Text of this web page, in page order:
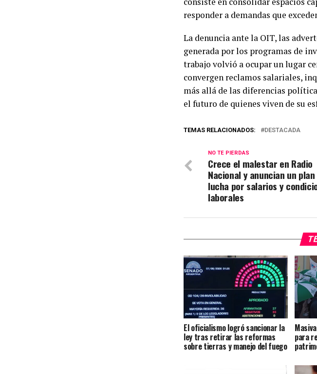
responder a demandas que
La denuncia ante la OIT, las
generada por los programas de
trabajo volvió a ocupar un lugar
convergen reclamos salariales,
más allá de las diferencias
el futuro de quienes viven de su
TEMAS RELACIONADOS: DESTACADA
NO TE PIERDAS
Crece el malestar en Radio
Nacional y anuncian un
lucha por salarios y
laborales
El oficialismo logró sancionar la
ley tras retirar las reformas
sobre tierras y manejo del fuego
para